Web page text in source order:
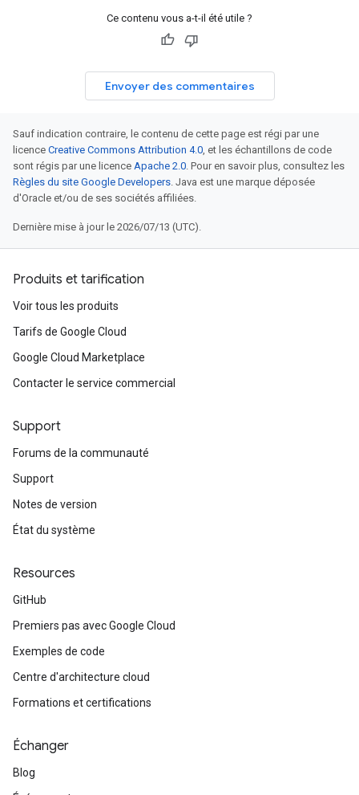
Ce contenu vous a-t-il été utile ?
Envoyer des commentaires
Sauf indication contraire, le contenu de cette page est régi par une
licence Creative Commons Attribution 4.0, et les échantillons de code
sont régis par une licence Apache 2.0. Pour en savoir plus, consultez les
Règles du site Google Developers. Java est une marque déposée
d'Oracle et/ou de ses sociétés affiliées.
Dernière mise à jour le 2026/07/13 (UTC).
Produits et tarification
Voir tous les produits
Tarifs de Google Cloud
Google Cloud Marketplace
Contacter le service commercial
Support
Forums de la communauté
Support
Notes de version
État du système
Resources
GitHub
Premiers pas avec Google Cloud
Exemples de code
Centre d'architecture cloud
Formations et certifications
Échanger
Blog